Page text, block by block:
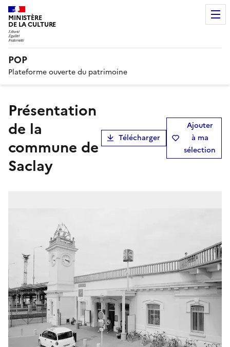
MINISTÈRE
DE LA CULTURE
POP
Plateforme ouverte du patrimoine
présentation
de la
commune de
Saclay
Télécharger
Ajouter
à ma
sélection